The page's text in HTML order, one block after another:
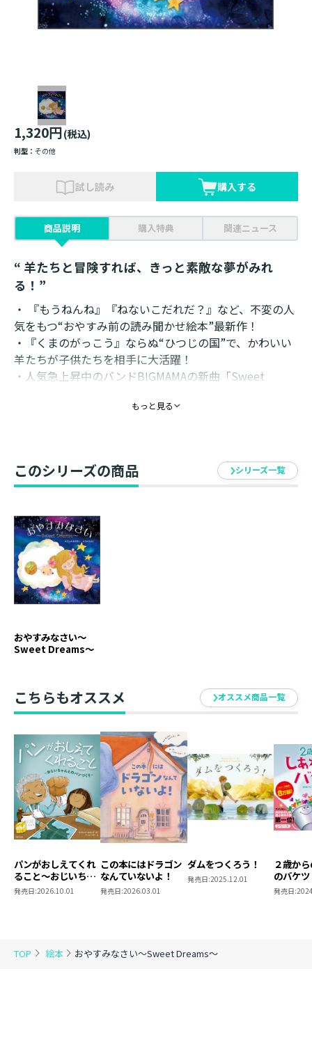
TOP 絵本 おやすみなさい～Sweet Dreams～
1,320円(税込)
判型： その他
試し読み 購入する
商品説明 購入特典 関連ニュース
“ 羊たちと冒険すれば、きっと素敵な夢がみれ
る！”
・ 『もうねんね』『ねないこだれだ？』など、不変の人
気をもつ“おやすみ前の読み聞かせ絵本”最新作！
・『くまのがっこう』ならぬ“ひつじの国”で、かわいい
羊たちが子供たちを相手に大活躍！
・人気急上昇中のバンドBIGMAMAの新曲「Sweet
眠れないこどもが迷い込む羊の国。ある夜、そこに現れ
たのは、泣いても泣いても涙が止まらないメイちゃん。
それをみかねた羊たちは、メイちゃんの笑顔を取りもど
えた、メイちゃんを笑顔にする作戦とは…？
■著者紹介
金井政人（カナイ マサト）／BIGMAMA
ヴァイオリンを含んだ5人編成のROCKバンド
を担当。BIGMAMAは2002年八王子にて結成。全国の
9位と、その勢いは留まる所を知らない。
神戸在住のイラストレーター&絵本作家。絵本や楽譜、
教材の挿絵、カレンダーなど幅広く活動。水彩絵の具を
使用した色彩豊かな表現に定評がある。日本児童出版美
術家連盟会員。
もっと見る
このシリーズの商品 シリーズ一覧
おやすみなさい～
Sweet Dreams～
こちらもオススメ オススメ商品一覧
パンがおしえてくれ
ること～おじいちゃ
んとのパンづくり～
発売日:2026.10.01
この本にはドラゴン
なんていないよ！
発売日:2026.03.01
ダムをつくろう！
発売日:2025.12.01
２歳か
のバケツ
発売日: